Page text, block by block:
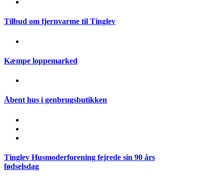
Tilbud om fjernvarme til Tinglev
Kæmpe loppemarked
Åbent hus i genbrugsbutikken
Tinglev Husmoderforening fejrede sin 90 års
fødselsdag